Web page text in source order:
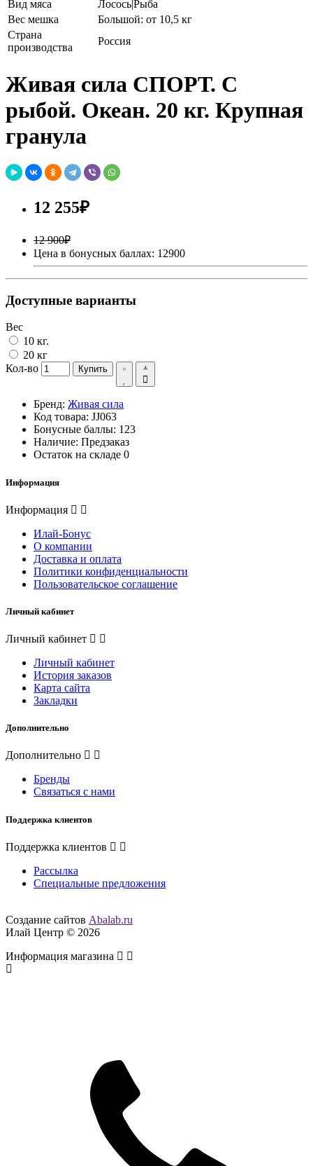
Вид мяса
Лосось|Рыба
Вес мешка
Большой: от 10,5 кг
Страна
производства
Россия
Живая сила СПОРТ. С
рыбой. Океан. 20 кг. Крупная
гранула
12 255₽
12 900₽
Цена в бонусных баллах: 12900
Доступные варианты
Вес
10 кг.
20 кг
Кол-во
Купить
Бренд: Живая сила
Код товара: JJ063
Бонусные баллы: 123
Наличие: Предзаказ
Остаток на складе 0
Информация
Информация
Илай-Бонус
О компании
Доставка и оплата
Политики конфиденциальности
Пользовательское соглашение
Личный кабинет
Личный кабинет
Личный кабинет
История заказов
Карта сайта
Закладки
Дополнительно
Дополнительно
Бренды
Связаться с нами
Поддержка клиентов
Поддержка клиентов
Рассылка
Специальные предложения
Создание сайтов Abalab.ru
Илай Центр © 2026
Информация магазина